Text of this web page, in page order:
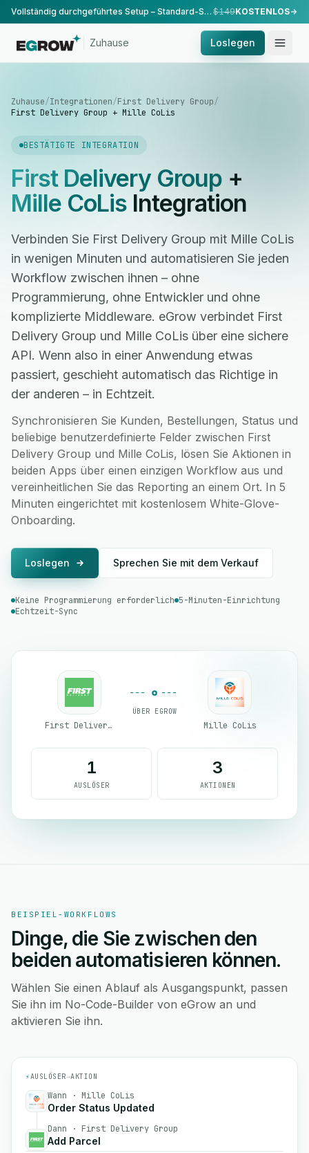
Vollständig durchgeführtes Setup – Standard-Setup, durchgeführt von unserem Team. $149KOSTENLOS
Zuhause Loslegen
Zuhause/Integrationen/First Delivery Group/
First Delivery Group + Mille CoLis
BESTÄTIGTE INTEGRATION
First Delivery Group+
Mille CoLisIntegration
Verbinden Sie First Delivery Group mit Mille CoLis
in wenigen Minuten und automatisieren Sie jeden
Workflow zwischen ihnen – ohne
Programmierung, ohne Entwickler und ohne
komplizierte Middleware. eGrow verbindet First
Delivery Group und Mille CoLis über eine sichere
API. Wenn also in einer Anwendung etwas
passiert, geschieht automatisch das Richtige in
der anderen – in Echtzeit.
Synchronisieren Sie Kunden, Bestellungen, Status und
beliebige benutzerdefinierte Felder zwischen First
Delivery Group und Mille CoLis, lösen Sie Aktionen in
beiden Apps über einen einzigen Workflow aus und
vereinheitlichen Sie das Reporting an einem Ort. In 5
Minuten eingerichtet mit kostenlosem White-Glove-
Onboarding.
Loslegen Sprechen Sie mit dem Verkauf
Keine Programmierung erforderlich 5-Minuten-Einrichtung
Echtzeit-Sync
First Delivery Group
ÜBER EGROW
Mille CoLis
1
AUSLÖSER
3
AKTIONEN
BEISPIEL-WORKFLOWS
Dinge, die Sie zwischen den
beiden automatisieren können.
Wählen Sie einen Ablauf als Ausgangspunkt, passen
Sie ihn im No-Code-Builder von eGrow an und
aktivieren Sie ihn.
⚡AUSLÖSER→AKTION
Wann · Mille CoLis
Order Status Updated
Dann · First Delivery Group
Add Parcel